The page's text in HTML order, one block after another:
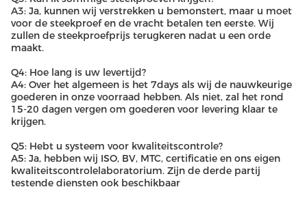
A3: Ja, kunnen wij verstrekken u bemonstert, maar u moet
voor de steekproef en de vracht betalen ten eerste. Wij
zullen de steekproefprijs terugkeren nadat u een orde
maakt.
Q4: Hoe lang is uw levertijd?
A4: Over het algemeen is het 7days als wij de nauwkeurige
goederen in onze voorraad hebben. Als niet, zal het rond
15-20 dagen vergen om goederen voor levering klaar te
krijgen.
Q5: Hebt u systeem voor kwaliteitscontrole?
A5: Ja, hebben wij ISO, BV, MTC, certificatie en ons eigen
kwaliteitscontrolelaboratorium. Zijn de derde partij
testende diensten ook beschikbaar